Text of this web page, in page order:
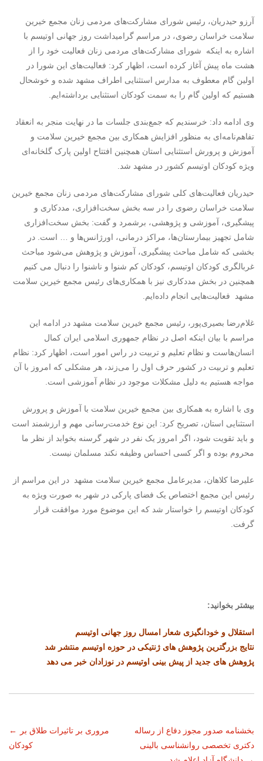
آرزو حیدریان، رئیس شورای مشارکت‌های مردمی زنان مجمع خیرین
سلامت خراسان رضوی، در مراسم گرامیداشت روز جهانی اوتیسم با
اشاره به اینکه شورای مشارکت‌های مردمی زنان فعالیت خود را از
هشت ماه پیش آغاز کرده است، اظهار کرد: فعالیت‌های این شورا در
اولین گام معطوف به مدارس استثنایی اطراف مشهد شده و خوشحال
هستیم که اولین گام را به سمت کودکان استثنایی برداشته‌ایم.
وی ادامه داد: خرسندیم که جمع‌بندی جلسات ما در نهایت منجر به انعقاد
تفاهم‌نامه‌ای به منظور افزایش همکاری بین مجمع خیرین سلامت و
آموزش و پرورش استثنایی استان همچنین افتتاح اولین پارک گلخانه‌ای
ویژه کودکان اوتیسم کشور در مشهد شد.
حیدریان فعالیت‌های کلی شورای مشارکت‌های مردمی زنان مجمع خیرین
سلامت خراسان رضوی را در سه بخش سخت‌افزاری، مددکاری و
پیشگیری، آموزشی و پژوهشی، برشمرد و گفت: بخش سخت‌افزاری
شامل تجهیز بیمارستان‌ها، مراکز درمانی، اورژانس‌ها و … است. در
بخشی که شامل مباحث پیشگیری، آموزش و پژوهش می‌شود مباحث
غربالگری کودکان اوتیسم، کودکان کم شنوا و ناشنوا را دنبال می کنیم
همچنین در بخش مددکاری نیز با همکاری‌های رئیس مجمع خیرین سلامت
مشهد فعالیت‌هایی انجام داده‌ایم.
غلام‌رضا بصیری‌پور، رئیس مجمع خیرین سلامت مشهد در ادامه این
مراسم با بیان اینکه اصل در نظام جمهوری اسلامی ایران کمال
انسان‌هاست و نظام تعلیم و تربیت در راس امور است، اظهار کرد: نظام
تعلیم و تربیت در کشور حرف اول را می‌زند، هر مشکلی که امروز با آن
مواجه هستیم به دلیل مشکلات موجود در نظام آموزشی است.
وی با اشاره به همکاری بین مجمع خیرین سلامت با آموزش و پرورش
استثنایی استان، تصریح کرد: این نوع خدمت‌رسانی مهم و ارزشمند است
و باید تقویت شود، اگر امروز یک نفر در شهر گرسنه بخوابد از نظر ما
محروم بوده و اگر کسی احساس وظیفه نکند مسلمان نیست.
علیرضا کلاهان، مدیرعامل مجمع خیرین سلامت مشهد در این مراسم از
رئیس این مجمع اختصاص یک فضای پارکی در شهر به صورت ویژه به
کودکان اوتیسم را خواستار شد که این موضوع مورد موافقت قرار
گرفت.
بیشتر بخوانید:
استقلال و خودانگیزی شعار امسال روز جهانی اوتیسم
نتایج بزرگترین پژوهش های ژنتیکی در حوزه اوتیسم منتشر شد
پژوهش های جدید از پیش بینی اوتیسم در نوزادان خبر می دهد
ناوبری
←
مروری بر تاثیرات طلاق بر
کودکان
بخشنامه صدور مجوز دفاع از رساله
دکتری تخصصی روانشناسی بالینی